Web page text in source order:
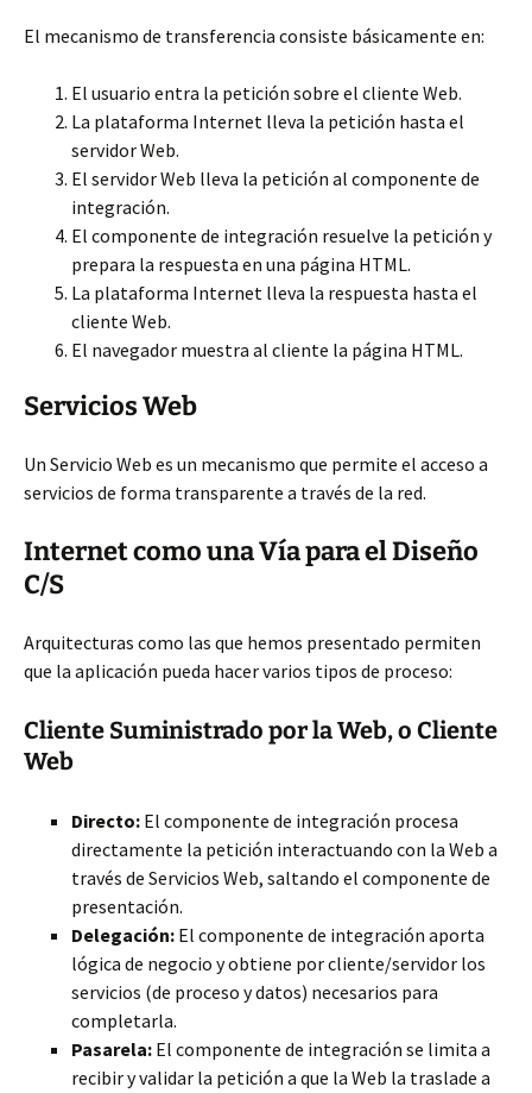
El mecanismo de transferencia consiste básicamente en:
El usuario entra la petición sobre el cliente Web.
La plataforma Internet lleva la petición hasta el
servidor Web.
El servidor Web lleva la petición al componente de
integración.
El componente de integración resuelve la petición y
prepara la respuesta en una página HTML.
La plataforma Internet lleva la respuesta hasta el
cliente Web.
El navegador muestra al cliente la página HTML.
Servicios Web
Un Servicio Web es un mecanismo que permite el acceso a
servicios de forma transparente a través de la red.
Internet como una Vía para el Diseño
C/S
Arquitecturas como las que hemos presentado permiten
que la aplicación pueda hacer varios tipos de proceso:
Cliente Suministrado por la Web, o Cliente
Web
Directo: El componente de integración procesa
directamente la petición interactuando con la Web a
través de Servicios Web, saltando el componente de
presentación.
Delegación: El componente de integración aporta
lógica de negocio y obtiene por cliente/servidor los
servicios (de proceso y datos) necesarios para
completarla.
Pasarela: El componente de integración se limita a
recibir y validar la petición a que la Web la traslade a